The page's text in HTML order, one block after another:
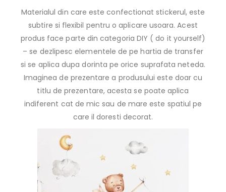
Materialul din care este confectionat stickerul, este
subtire si flexibil pentru o aplicare usoara. Acest
produs face parte din categoria DIY ( do it yourself)
– se dezlipesc elementele de pe hartia de transfer
si se aplica dupa dorinta pe orice suprafata neteda.
Imaginea de prezentare a produsului este doar cu
titlu de prezentare, acesta se poate aplica
indiferent cat de mic sau de mare este spatiul pe
care il doresti decorat.